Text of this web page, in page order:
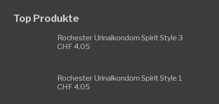
Top Produkte
Rochester Urinalkondom Spirit Style 3
CHF4.05
Rochester Urinalkondom Spirit Style 1
CHF4.05